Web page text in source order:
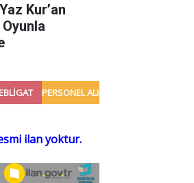
Kur’an